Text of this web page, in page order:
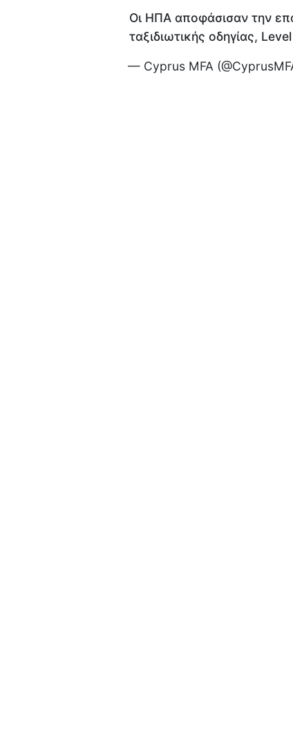
Οι ΗΠΑ αποφάσισαν την
ταξιδιωτικής οδηγίας,
— Cyprus MFA